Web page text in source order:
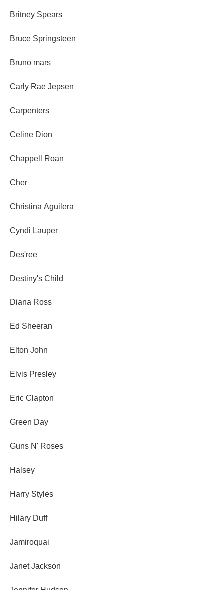
Britney Spears
Bruce Springsteen
Bruno mars
Carly Rae Jepsen
Carpenters
Celine Dion
Chappell Roan
Cher
Christina Aguilera
Cyndi Lauper
Des'ree
Destiny's Child
Diana Ross
Ed Sheeran
Elton John
Elvis Presley
Eric Clapton
Green Day
Guns N' Roses
Halsey
Harry Styles
Hilary Duff
Jamiroquai
Janet Jackson